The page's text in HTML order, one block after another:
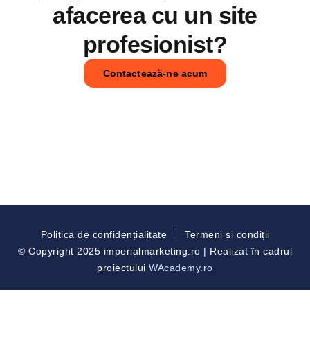
afacerea cu un site
profesionist?
Contactează-ne acum
© Copyright 2025 imperialmarketing.ro | Realizat în cadrul
proiectuluiWAcademy.ro
Politica de confidențialitate Termeni și condiții